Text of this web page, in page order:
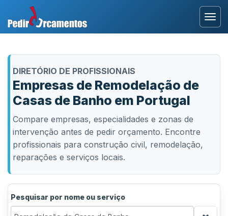
DIRETÓRIO DE PROFISSIONAIS
Empresas de Remodelação de
Casas de Banho em Portugal
Compare empresas, especialidades e zonas de
intervenção antes de pedir orçamento. Encontre
profissionais para construção civil, remodelação,
reparações e serviços locais.
Pesquisar por nome ou serviço
Entrar
Área Profissional
Como Funciona?
Testemunhos